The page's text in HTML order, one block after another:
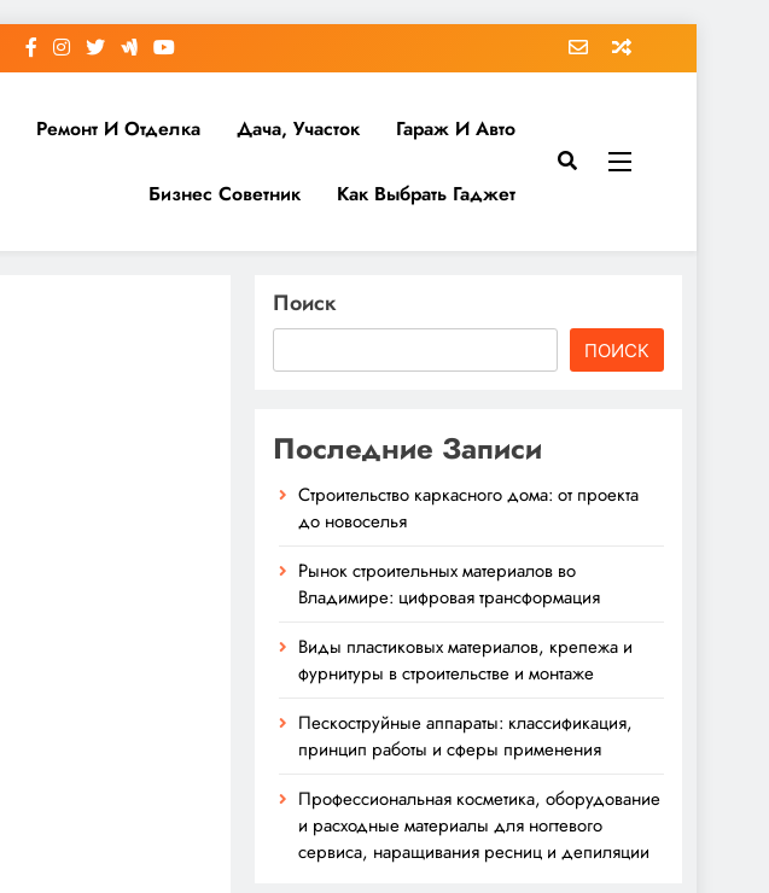
Ремонт И Отделка Дача, Участок Гараж И Авто
Бизнес Советник Как Выбрать Гаджет
Поиск
ПОИСК
Последние Записи
Строительство каркасного дома: от проекта
до новоселья
Рынок строительных материалов во
Владимире: цифровая трансформация
Виды пластиковых материалов, крепежа и
фурнитуры в строительстве и монтаже
Пескоструйные аппараты: классификация,
принцип работы и сферы применения
Профессиональная косметика, оборудование
и расходные материалы для ногтевого
сервиса, наращивания ресниц и депиляции